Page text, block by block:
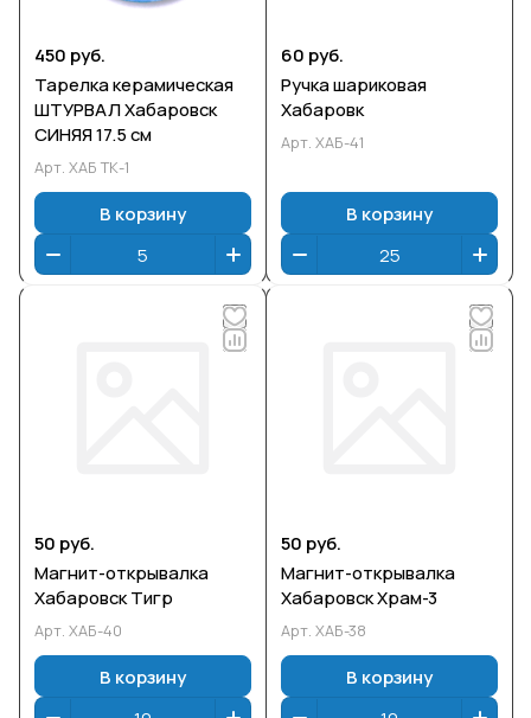
450 руб.
Тарелка керамическая
ШТУРВАЛ Хабаровск
СИНЯЯ 17.5 см
Арт. ХАБ ТК-1
В корзину
60 руб.
Ручка шариковая
Хабаровк
Арт. ХАБ-41
В корзину
50 руб.
Магнит-открывалка
Хабаровск Тигр
Арт. ХАБ-40
В корзину
50 руб.
Магнит-открывалка
Хабаровск Храм-3
Арт. ХАБ-38
В корзину